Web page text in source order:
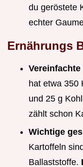
du geröstete
echter
Ernährungs
hat etwa 350
und 25 g
zählt schon
Wichtige
Kartoffeln
Ballaststoffe.